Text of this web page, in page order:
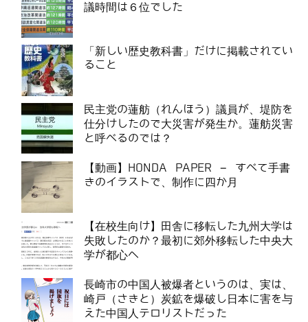
議時間は６位でした
「新しい歴史教科書」だけに掲載されてい
ること
民主党の蓮舫（れんほう）議員が、堤防を
仕分けしたので大災害が発生か。蓮舫災害
と呼べるのでは？
【動画】HONDA PAPER – すべて手書
きのイラストで、制作に四か月
【在校生向け】田舎に移転した九州大学は
失敗したのか？最初に郊外移転した中央大
学が都心へ
長崎市の中国人被爆者というのは、実は、
崎戸（さきと）炭鉱を爆破し日本に害を与
えた中国人テロリストだった